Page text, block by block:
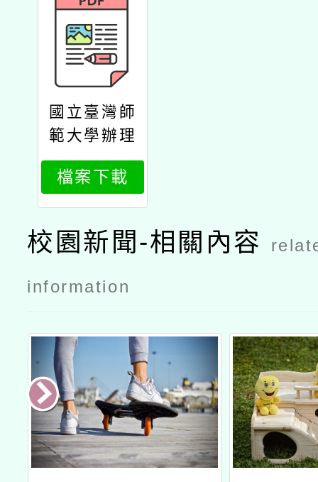
國立臺灣師
範大學辦理
原住民族語
言臺北學習
中心114年
度暑期「族
語學習班」
招生簡章
檔案下載
校園新聞-相關內容
information